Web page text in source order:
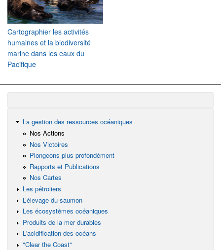
Cartographier les activités
humaines et la biodiversité
marine dans les eaux du
Pacifique
La gestion des ressources océaniques
Nos Actions
Nos Victoires
Plongeons plus profondément
Rapports et Publications
Nos Cartes
Les pétroliers
L’élevage du saumon
Les écosystèmes océaniques
Produits de la mer durables
L'acidification des océans
"Clear the Coast"